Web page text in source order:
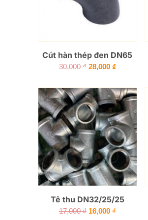
Cút hàn thép đen DN65
30,000₫ Giá
là:
30,000 ₫.
28,000 ₫Giá
tại
là:
28,000 ₫.
Tê thu DN32/25/25
17,000₫ Giá
16,000 ₫Giá